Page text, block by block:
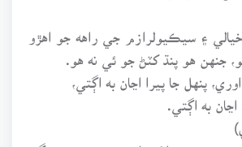
۽ سيڪيولرازم جي راهه جو اهڙو
جنهن هو پنڌ کٽڻ جو ئي نه هو.
پنهل جا پيرا اڃان به اڳتي،
به اڳتي.
مشغلا هئا، هن پنهنجي زندگي